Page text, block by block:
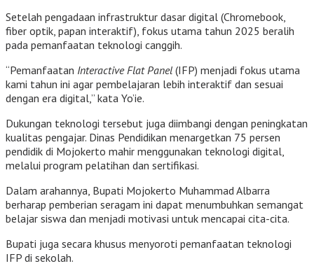
Setelah pengadaan infrastruktur dasar digital (Chromebook,
fiber optik, papan interaktif), fokus utama tahun 2025 beralih
pada pemanfaatan teknologi canggih.
“Pemanfaatan Interactive Flat Panel (IFP) menjadi fokus utama
kami tahun ini agar pembelajaran lebih interaktif dan sesuai
dengan era digital,” kata Yo’ie.
Dukungan teknologi tersebut juga diimbangi dengan peningkatan
kualitas pengajar. Dinas Pendidikan menargetkan 75 persen
pendidik di Mojokerto mahir menggunakan teknologi digital,
melalui program pelatihan dan sertifikasi.
Dalam arahannya, Bupati Mojokerto Muhammad Albarra
berharap pemberian seragam ini dapat menumbuhkan semangat
belajar siswa dan menjadi motivasi untuk mencapai cita-cita.
Bupati juga secara khusus menyoroti pemanfaatan teknologi
IFP di sekolah.